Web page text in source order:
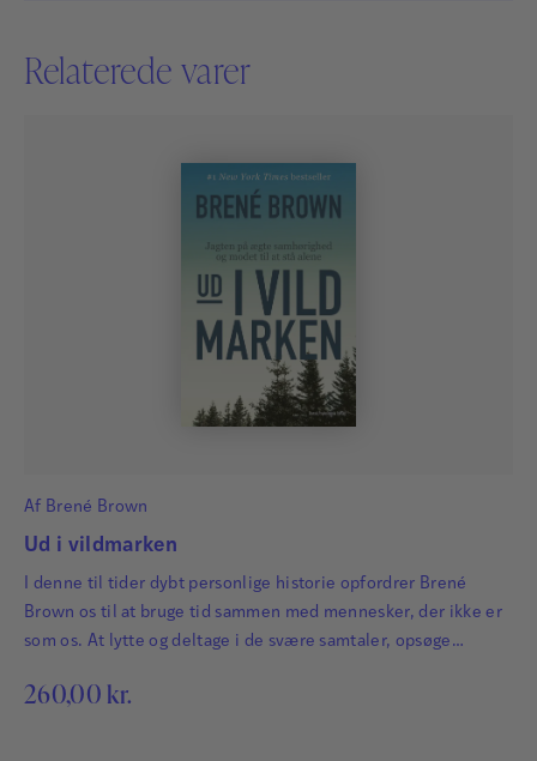
Relaterede varer
Af Brené Brown
Ud i vildmarken
I denne til tider dybt personlige historie opfordrer Brené
Brown os til at bruge tid sammen med mennesker, der ikke er
som os. At lytte og deltage i de svære samtaler, opsøge
forsvarsposition.
260,00 kr.